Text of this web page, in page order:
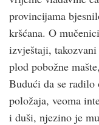
provincijama
kršćana. O
izvještaji,
plod pobožne
Budući da se
položaja, veoma
i duši, njezino je